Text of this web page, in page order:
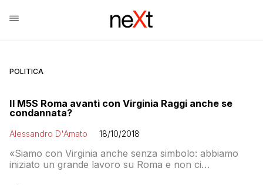
POLITICA
Il M5S Roma avanti con Virginia Raggi anche se
condannata?
Alessandro D'Amato 18/10/2018
«Siamo con Virginia anche senza simbolo: abbiamo
iniziato un grande lavoro su Roma e non ci